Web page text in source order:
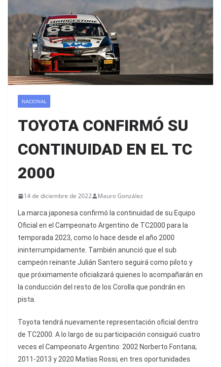
NACIONAL
TOYOTA CONFIRMÓ SU
CONTINUIDAD EN EL TC
2000
14 de diciembre de 2022 Mauro González
La marca japonesa confirmó la continuidad de su Equipo
Oficial en el Campeonato Argentino de TC2000 para la
temporada 2023, como lo hace desde el año 2000
ininterrumpidamente. También anunció que el sub
campeón reinante Julián Santero seguirá como piloto y
que próximamente oficializará quienes lo acompañarán en
la conducción del resto de los Corolla que pondrán en
pista.
Toyota tendrá nuevamente representación oficial dentro
de TC2000. A lo largo de su participación consiguió cuatro
veces el Campeonato Argentino: 2002 Norberto Fontana;
2011-2013 y 2020 Matías Rossi; en tres oportunidades